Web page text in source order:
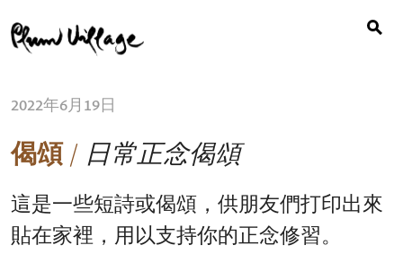
to
content
for:
2022年6月19日
偈頌 / 日常正念偈頌
這是一些短詩或偈頌，供朋友們打印出來
貼在家裡，用以支持你的正念修習。